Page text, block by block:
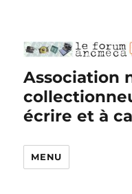
Association
écrire et à
MENU